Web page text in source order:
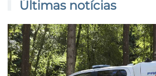
Últimas notícias